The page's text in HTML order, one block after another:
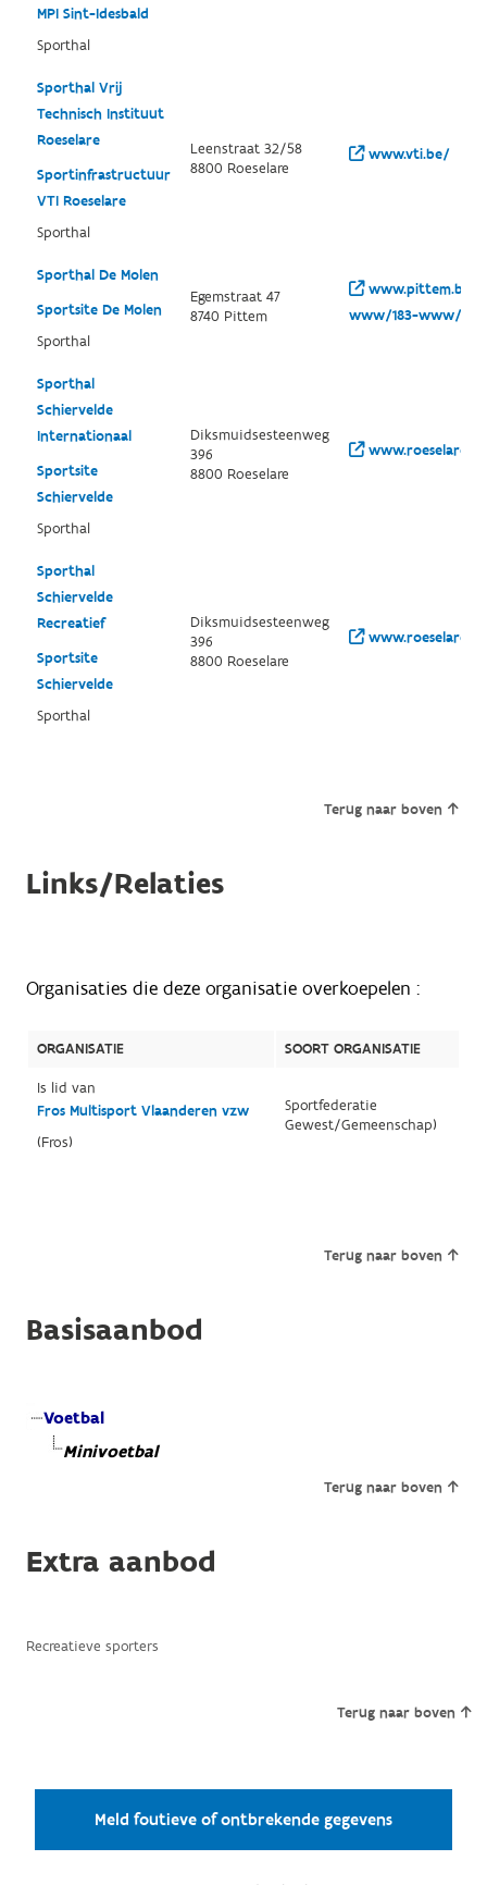
MPI Sint-Idesbald
Sporthal
Sporthal Vrij
Technisch Instituut
Roeselare
Sportinfrastructuur
VTI Roeselare
Sporthal
Leenstraat 32/58
8800 Roeselare
www.vti.be/
Sporthal De Molen
Sportsite De Molen
Sporthal
Egemstraat 47
8740 Pittem
www.pittem.be/
www/183-www/
Sporthal
Schiervelde
Internationaal
Sportsite
Schiervelde
Sporthal
Diksmuidsesteenweg
396
8800 Roeselare
Sporthal
Schiervelde
Recreatief
Sportsite
Schiervelde
Sporthal
Diksmuidsesteenweg
396
8800 Roeselare
Terug naar boven
Links/Relaties
Organisaties die deze organisatie overkoepelen :
ORGANISATIE
SOORT ORGANISATIE
Is lid van
Fros Multisport Vlaanderen vzw
(Fros)
Sportfederatie
Gewest/Gemeenschap)
Terug naar boven
Basisaanbod
Voetbal
Minivoetbal
Terug naar boven
Extra aanbod
Recreatieve sporters
Terug naar boven
Meld foutieve of ontbrekende gegevens